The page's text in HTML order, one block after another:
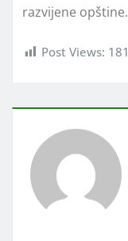
razvijene opštine.
Post Views: 181